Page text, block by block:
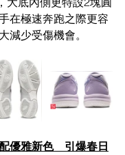
在極速奔跑之際更容
減少受傷機會。
優雅新色　引爆春日